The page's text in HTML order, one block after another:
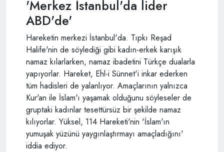
'Merkez İstanbul'da lider
ABD'de'
Hareketin merkezi İstanbul'da. Tıpkı Reşad
Halife'nin de söylediği gibi kadın-erkek karışık
namaz kılarlarken, namaz ibadetini Türkçe dualarla
yapıyorlar. Hareket, Ehl-i Sünnet'i inkar ederken
tüm hadisleri de yalanlıyor. Amaçlarının yalnızca
Kur'an ile İslam'ı yaşamak olduğunu söyleseler de
gruptaki kadınlar tesettürsüz bir şekilde namaz
kılıyorlar. Yüksel, 114 Hareketi'nin 'İslam'ın
yumuşak yüzünü yaygınlaştırmayı amaçladığını'
iddia ediyor.